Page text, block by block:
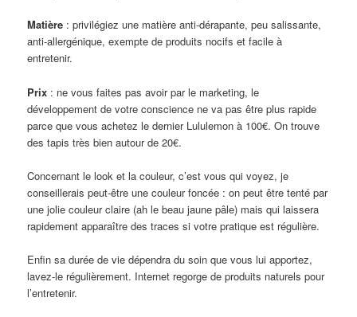
Matière : privilégiez une matière anti-dérapante, peu salissante,
anti-allergénique, exempte de produits nocifs et facile à
entretenir.
Prix : ne vous faites pas avoir par le marketing, le
développement de votre conscience ne va pas être plus rapide
parce que vous achetez le dernier Lululemon à 100€. On trouve
des tapis très bien autour de 20€.
Concernant le look et la couleur, c’est vous qui voyez, je
conseillerais peut-être une couleur foncée : on peut être tenté par
une jolie couleur claire (ah le beau jaune pâle) mais qui laissera
rapidement apparaître des traces si votre pratique est régulière.
Enfin sa durée de vie dépendra du soin que vous lui apportez,
lavez-le régulièrement. Internet regorge de produits naturels pour
l’entretenir.